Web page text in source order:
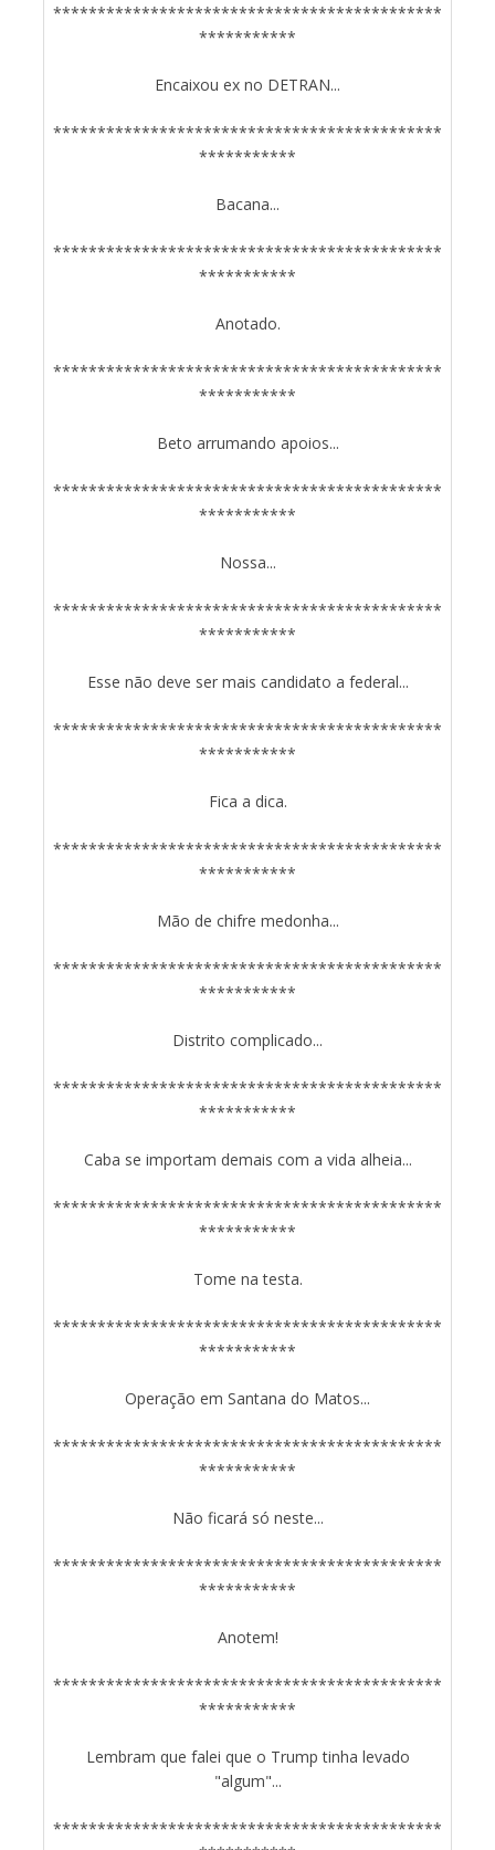
********************************************
***********
Encaixou ex no DETRAN...
********************************************
***********
Bacana...
********************************************
***********
Anotado.
********************************************
***********
Beto arrumando apoios...
********************************************
***********
Nossa...
********************************************
***********
Esse não deve ser mais candidato a federal...
********************************************
***********
Fica a dica.
********************************************
***********
Mão de chifre medonha...
********************************************
***********
Distrito complicado...
********************************************
***********
Caba se importam demais com a vida alheia...
********************************************
***********
Tome na testa.
********************************************
***********
Operação em Santana do Matos...
********************************************
***********
Não ficará só neste...
********************************************
***********
Anotem!
********************************************
***********
Lembram que falei que o Trump tinha levado
"algum"...
********************************************